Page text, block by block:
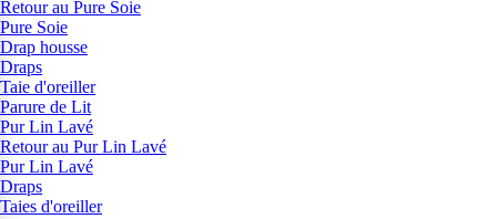
Retour au Pure Soie
Pure Soie
Drap housse
Draps
Taie d'oreiller
Parure de Lit
Pur Lin Lavé
Retour au Pur Lin Lavé
Pur Lin Lavé
Draps
Taies d'oreiller